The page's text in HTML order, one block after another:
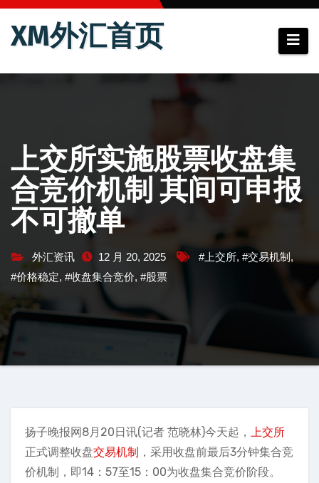
跳
XM外汇首页
上交所实施股票收盘集
合竞价机制 其间可申报
不可撤单
外汇资讯 12 月 20, 2025 #上交所, #交易机制 ,
#价格稳定, #收盘集合竞价, #股票
扬子晚报网8月20日讯(记者 范晓林)今天起， 上交所
正式调整收盘交易机制 ，采用收盘前最后3分钟集合竞
价机制，即14：57至15：00为收盘集合竞价阶段。